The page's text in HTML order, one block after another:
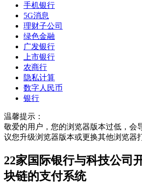
手机银行
5G消息
理财子公司
绿色金融
广发银行
上市银行
农商行
隐私计算
数字人民币
银行
温馨提示：
敬爱的用户，您的浏览器版本过低，会
议您升级浏览器版本或更换其他浏览器
22家国际银行与科技公司
块链的支付系统